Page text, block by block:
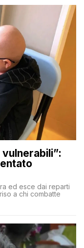
ed esce dai reparti
a chi combatte